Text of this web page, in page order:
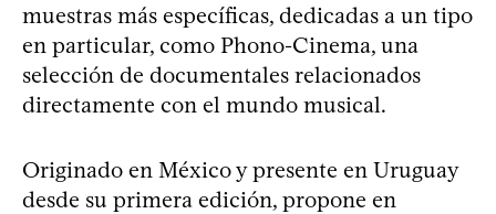
muestras más específicas, dedicadas a un tipo
en particular, como Phono-Cinema, una
selección de documentales relacionados
directamente con el mundo musical.
Originado en México y presente en Uruguay
desde su primera edición, propone en